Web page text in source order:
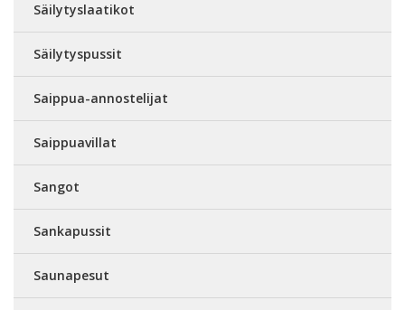
Säilytyslaatikot
Säilytyspussit
Saippua-annostelijat
Saippuavillat
Sangot
Sankapussit
Saunapesut